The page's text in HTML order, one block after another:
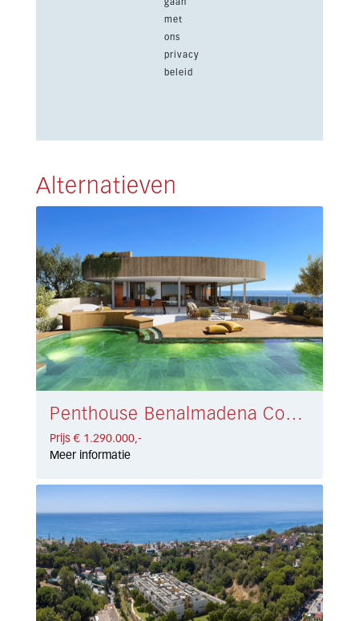
met
ons
privacy
beleid
Alternatieven
Penthouse Benalmadena Costa € 1.290.000,-
Prijs € 1.290.000,-
Meer informatie